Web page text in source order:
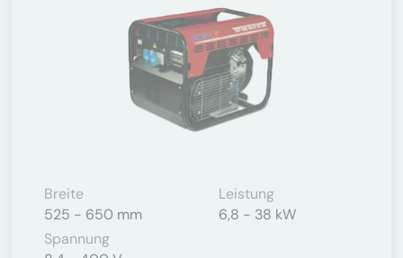
Breite
525 - 650 mm
Leistung
6,8 - 38 kW
Spannung